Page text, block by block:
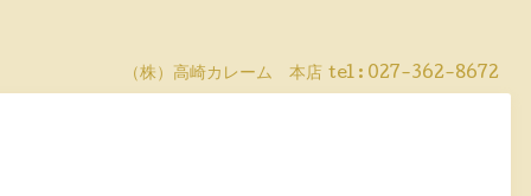
（株）高崎カレーム 本店 tel : 027-362-8672